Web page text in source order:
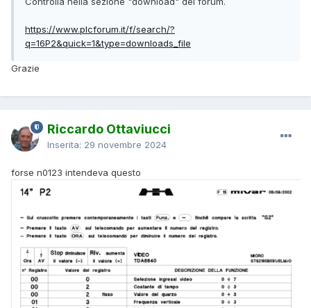
https://www.plcforum.it/f/search/?
q=16P2&quick=1&type=downloads_file
Grazie
Riccardo Ottaviucci
Inserita: 29 novembre 2024
forse n0123 intendeva questo